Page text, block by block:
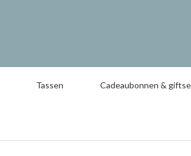
Tassen Cadeaubonnen &